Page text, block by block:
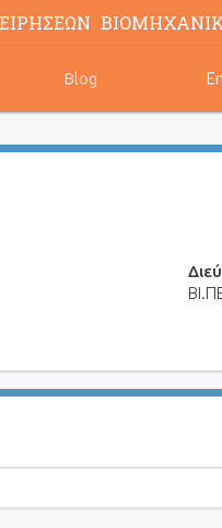
Blog